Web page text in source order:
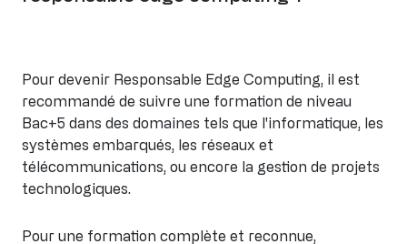
Pour devenir Responsable Edge Computing, il est
recommandé de suivre une formation de niveau
Bac+5 dans des domaines tels que l'informatique, les
systèmes embarqués, les réseaux et
télécommunications, ou encore la gestion de projets
technologiques.
Pour une formation complète et reconnue,